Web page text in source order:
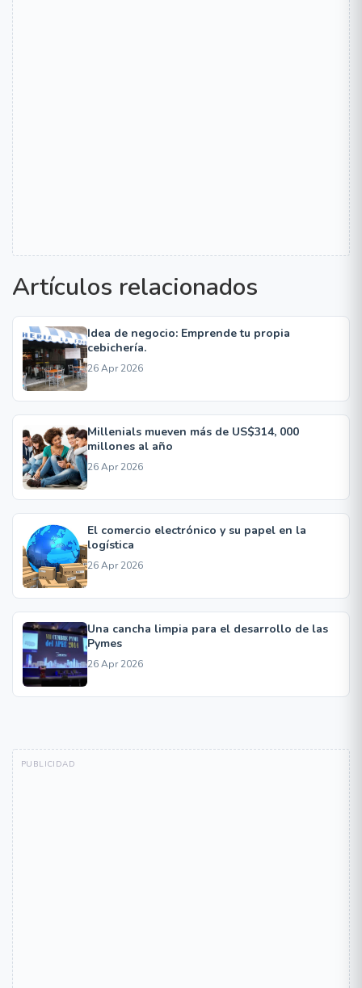
Artículos relacionados
Idea de negocio: Emprende tu propia
cebichería.
26 Apr 2026
Millenials mueven más de US$314, 000
millones al año
26 Apr 2026
El comercio electrónico y su papel en la
logística
26 Apr 2026
Una cancha limpia para el desarrollo de las
Pymes
26 Apr 2026